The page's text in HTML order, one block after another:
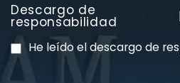
PVC Cloruro de
Descargo de
responsabilidad
He leído el descargo de